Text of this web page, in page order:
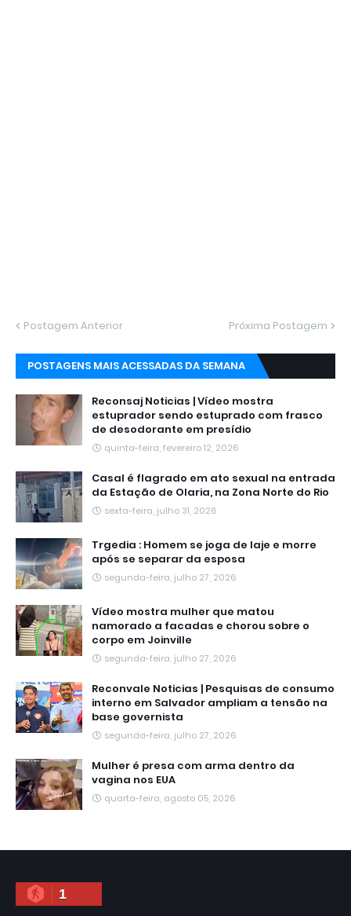
Postagem Anterior Próxima Postagem
POSTAGENS MAIS ACESSADAS DA SEMANA
Reconsaj Noticias | Vídeo mostra
estuprador sendo estuprado com frasco
de desodorante em presídio
quinta-feira, fevereiro 12, 2026
Casal é flagrado em ato sexual na entrada
da Estação de Olaria, na Zona Norte do Rio
sexta-feira, julho 31, 2026
Trgedia : Homem se joga de laje e morre
após se separar da esposa
segunda-feira, julho 27, 2026
Vídeo mostra mulher que matou
namorado a facadas e chorou sobre o
corpo em Joinville
segunda-feira, julho 27, 2026
Reconvale Noticias | Pesquisas de consumo
interno em Salvador ampliam a tensão na
base governista
segunda-feira, julho 27, 2026
Mulher é presa com arma dentro da
vagina nos EUA
quarta-feira, agosto 05, 2026
1